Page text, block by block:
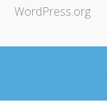
WordPress.org